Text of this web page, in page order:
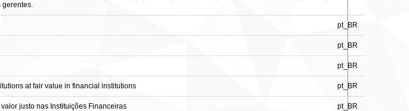
gerentes.
pt_BR
pt_BR
pt_BR
at fair value in financial institutions pt_BR
justo nas Instituições Financeiras pt_BR